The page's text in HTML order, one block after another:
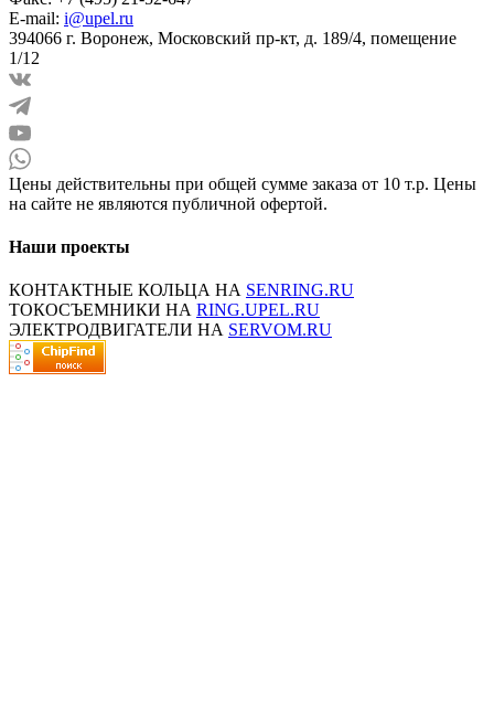
E-mail: i@upel.ru
394066 г. Воронеж, Московский пр-кт, д. 189/4, помещение
1/12
Цены действительны при общей сумме заказа от 10 т.р. Цены
на сайте не являются публичной офертой.
Наши проекты
КОНТАКТНЫЕ КОЛЬЦА НА SENRING.RU
ТОКОСЪЕМНИКИ НА RING.UPEL.RU
ЭЛЕКТРОДВИГАТЕЛИ НА SERVOM.RU